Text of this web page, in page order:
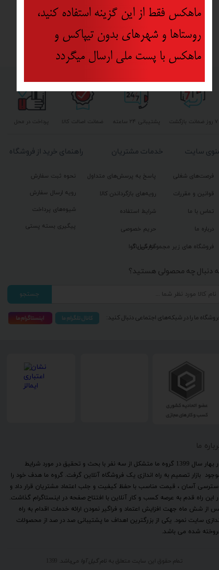
ما
​در بهار سال 1399 گروه ما متشکل از سه نفر با بحث و تحقیق در مورد شرایط
بازار تصمیم به راه اندازی یک فروشگاه آنلاین گرفت. گروه ما هدف خود را
آسان ، قیمت مناسب با حفظ کیفیت و جلب اعتماد مشتریان قرار داد و
این راه قدم به عرصه کسب و کار آنلاین با افتتاح صفحه در اینستاگرام گذاشت.
از شش ماه جهت افزایش اعتماد و فراگیر نمودن ارائه خدمات اقدام به راه
سایت نمود. یکی از بزرگترین اهداف ما پشتیبانی صد در صد از محصولات
شده می باشد.
تمام حقوق این سایت متعلق به نام گیل آوا می‌باشد. 1399
پشتیبانی ۲۴ ساعته پرداخت در محل ۷ روز ضمانت بازگشت ضمانت اصالت کالا
راهنمای خرید از فروشگاه
نحوه ثبت سفارش
رویه ارسال سفارش
شیوه‌های پرداخت
پیگیری بسته پستی
خدمات مشتریان
پاسخ به پرسش‌های متداول
رویه‌های بازگرداندن کالا
شرایط استفاده
حریم خصوصی
گزارش باگ
سایت
فرصت‌های شغلی
قوانین و مقررات
تماس با ما
درباره ما
فروشگاه های زیر مجموعه گیل آوا
دنبال چه محصولی هستید؟
جستجو
ما را در شبکه‌های اجتماعی دنبال کنید:
ماهکس فقط از این گزینه استفاده کنید،
روستاها و شهرهای بدون تیپاکس و
ماهکس با پست ملی ارسال میگردد